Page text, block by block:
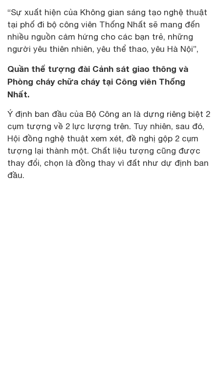
“Sự xuất hiện của Không gian sáng tạo nghệ thuật
tại phố đi bộ công viên Thống Nhất sẽ mang đến
nhiều nguồn cảm hứng cho các bạn trẻ, những
người yêu thiên nhiên, yêu thể thao, yêu Hà Nội”,
Quần thể tượng đài Cảnh sát giao thông và
Phòng cháy chữa cháy tại Công viên Thống
Nhất.
Ý định ban đầu của Bộ Công an là dựng riêng biệt 2
cụm tượng về 2 lực lượng trên. Tuy nhiên, sau đó,
Hội đồng nghệ thuật xem xét, đề nghị gộp 2 cụm
tượng lại thành một. Chất liệu tượng cũng được
thay đổi, chọn là đồng thay vì đất như dự định ban
đầu.